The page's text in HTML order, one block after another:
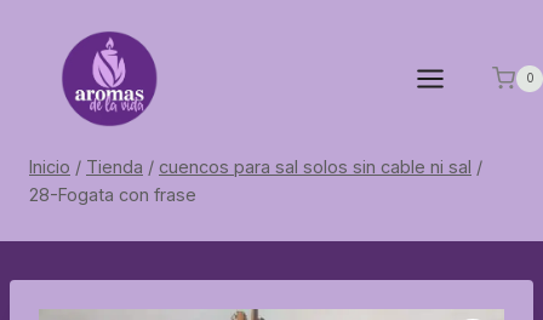
contenido
0
Inicio / Tienda / cuencos para sal solos sin cable ni sal /
28-Fogata con frase